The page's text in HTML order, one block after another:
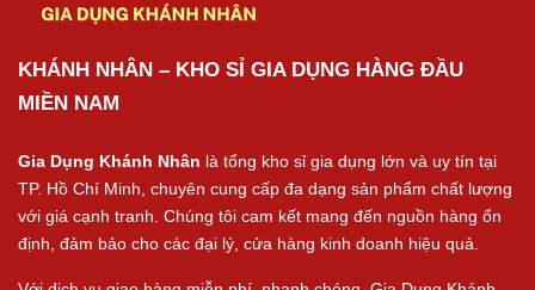
KHÁNH NHÂN – KHO SỈ GIA DỤNG HÀNG ĐẦU
MIỀN NAM
Gia Dụng Khánh Nhân là tổng kho sỉ gia dụng lớn và uy tín tại
TP. Hồ Chí Minh, chuyên cung cấp đa dạng sản phẩm chất lượng
với giá cạnh tranh. Chúng tôi cam kết mang đến nguồn hàng ổn
định, đảm bảo cho các đại lý, cửa hàng kinh doanh hiệu quả.